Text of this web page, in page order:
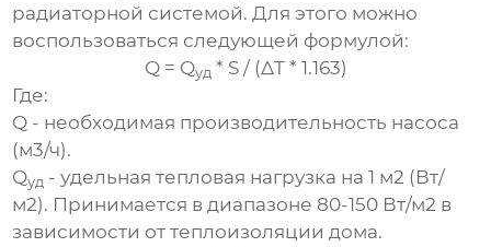
радиаторной системой. Для этого можно
воспользоваться следующей формулой:
Q = Qуд * S / (ΔT * 1.163)
Где:
Q - необходимая производительность насоса
(м3/ч).
Qуд - удельная тепловая нагрузка на 1 м2 (Вт/
м2). Принимается в диапазоне 80-150 Вт/м2 в
зависимости от теплоизоляции дома.